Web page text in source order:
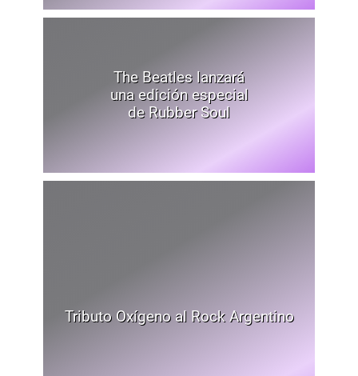
The Beatles lanzará
una edición especial
de Rubber Soul
Tributo Oxígeno al Rock Argentino